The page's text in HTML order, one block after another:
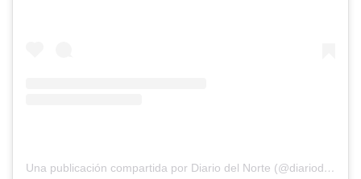
Una publicación compartida por Diario del Norte (@diariodelnorte)